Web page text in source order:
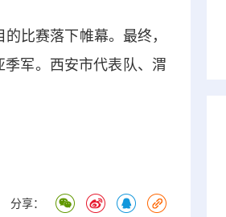
比赛落下帷幕。最终，
军。西安市代表队、渭
分享：